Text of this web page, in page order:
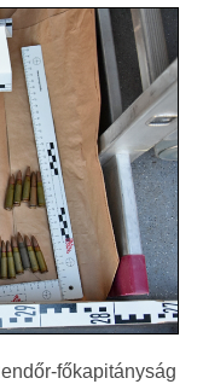
főkapitányság